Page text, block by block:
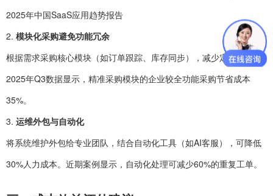
2025年中国SaaS应用趋势报告
2. 模块化采购避免功能冗余
根据需求采购核心模块（如订单跟踪、库存同步），减少定制开发。
2025年Q3数据显示，精准采购模块的企业较全功能采购节省成本
35%。
3. 运维外包与自动化
将系统维护外包给专业团队，结合自动化工具（如AI客服），可降低
30%人力成本。近期案例显示，自动化处理可减少60%的重复工单。